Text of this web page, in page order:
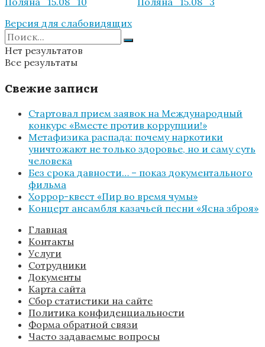
Версия для слабовидящих
Нет результатов
Все результаты
Свежие записи
Стартовал прием заявок на Международный
конкурс «Вместе против коррупции!»
Метафизика распада: почему наркотики
уничтожают не только здоровье, но и саму суть
человека
Без срока давности… – показ документального
фильма
Хоррор-квест «Пир во время чумы»
Концерт ансамбля казачьей песни «Ясна зброя»
Главная
Контакты
Услуги
Сотрудники
Документы
Карта сайта
Сбор статистики на сайте
Политика конфиденциальности
Форма обратной связи
Часто задаваемые вопросы